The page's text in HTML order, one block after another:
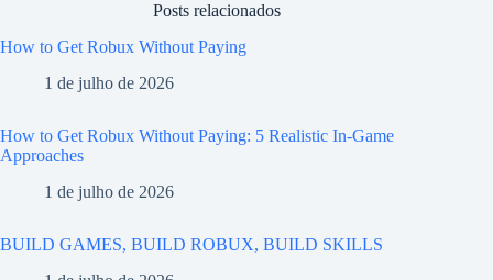
Posts relacionados
How to Get Robux Without Paying
1 de julho de 2026
How to Get Robux Without Paying: 5 Realistic In-Game
Approaches
1 de julho de 2026
BUILD GAMES, BUILD ROBUX, BUILD SKILLS